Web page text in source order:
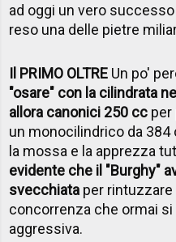
ad oggi un vero
reso una delle pietre
Il PRIMO OLTRE Un po'
"osare" con la cilindrata
allora canonici 250 cc per
un monocilindrico da 384
la mossa e la apprezza
evidente che il "Burghy"
svecchiata per
concorrenza che ormai
aggressiva.